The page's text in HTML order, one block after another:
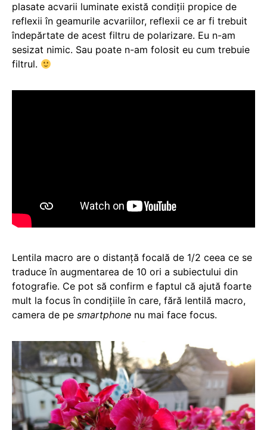
plasate acvarii luminate există condiții propice de
reflexii în geamurile acvariilor, reflexii ce ar fi trebuit
îndepărtate de acest filtru de polarizare. Eu n-am
sesizat nimic. Sau poate n-am folosit eu cum trebuie
filtrul.
Lentila macro are o distanță focală de 1/2 ceea ce se
traduce în augmentarea de 10 ori a subiectului din
fotografie. Ce pot să confirm e faptul că ajută foarte
mult la focus în condițiile în care, fără lentilă macro,
camera de pe smartphone nu mai face focus.